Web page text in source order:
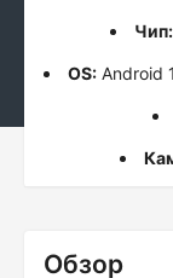
Чип:
OS: Android
Обзор